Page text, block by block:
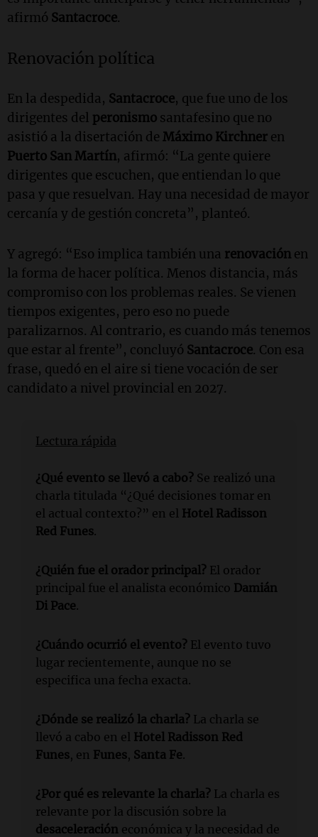
afirmó Santacroce.
Renovación política
En la despedida, Santacroce, que fue uno de los
dirigentes del peronismo santafesino que no
asistió a la disertación de Máximo Kirchner en
Puerto San Martín, afirmó: “La gente quiere
dirigentes que escuchen, que entiendan lo que
pasa y que resuelvan. Hay una necesidad de mayor
cercanía y de gestión concreta”, planteó.
Y agregó: “Eso implica también una renovación en
la forma de hacer política. Menos distancia, más
compromiso con los problemas reales. Se vienen
tiempos exigentes, pero eso no puede
paralizarnos. Al contrario, es cuando más tenemos
que estar al frente”, concluyó Santacroce. Con esa
frase, quedó en el aire si tiene vocación de ser
candidato a nivel provincial en 2027.
Lectura rápida
¿Qué evento se llevó a cabo? Se realizó una
charla titulada “¿Qué decisiones tomar en
el actual contexto?” en el Hotel Radisson
Red Funes.
¿Quién fue el orador principal? El orador
principal fue el analista económico Damián
Di Pace.
¿Cuándo ocurrió el evento? El evento tuvo
lugar recientemente, aunque no se
especifica una fecha exacta.
¿Dónde se realizó la charla? La charla se
llevó a cabo en el Hotel Radisson Red
Funes, en Funes, Santa Fe.
¿Por qué es relevante la charla? La charla es
relevante por la discusión sobre la
desaceleración económica y la necesidad de